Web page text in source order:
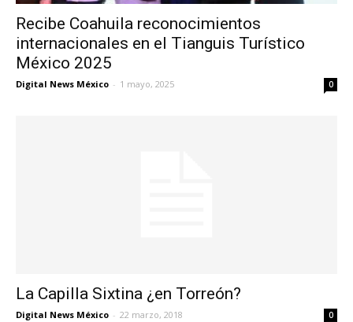
Recibe Coahuila reconocimientos
internacionales en el Tianguis Turístico
México 2025
Digital News México - 1 mayo, 2025 0
La Capilla Sixtina ¿en Torreón?
Digital News México - 22 marzo, 2018 0